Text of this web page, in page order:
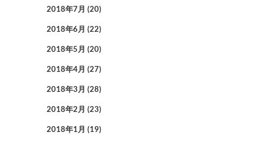
2018年7月 (20)
2018年6月 (22)
2018年5月 (20)
2018年4月 (27)
2018年3月 (28)
2018年2月 (23)
2018年1月 (19)